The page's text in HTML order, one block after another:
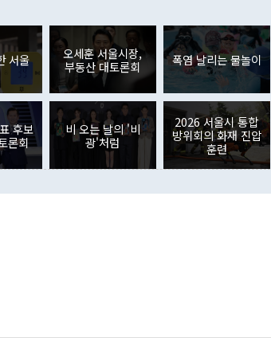
토크에서 열리는 '동방경제포럼(EEF)'을 언급하
) 검토하고 있다"고 발언한 데 대해서도 조 장관
이라며 "아직 거기까지 진도가 나가지 않았다"고
개한 대북 구상과 설명은 정부 내 조율을 거치지
다. 특히 주적 표현 대체와 국호 사용, 9·19 군
등은 통일부 장관이 결정할 사안이 아니어서 월
있다. 이 대통령은 정 장관의 업무보고를 듣고 난
했다고 승인난 건 아니다"라고 재차 확인했다. 정
의 발언 내용은 대부분 국가안전보장회의(NSC)
닌 정 장관의 개인적 생각에 가깝다"며 "안보 관
식 정책이 아닌 사안을 추진하겠다고 업무보고를
'국군통수권자가 나서야 한다'고 주장한 것은 심각
핵화를 공식적으로 요구한 적이 없기 때문이다. 지
만달러)을 넘어선 것이다. 직접투자에서는 내국
만달러, 외국인의 국내투자가 46억3000만달러
에서는 외국인의 국내 주식 매도세가 이어졌다. 외
차익실현 매도 등의 영향으로 316억1000만달러
만달러)에 이어 역대 최대 순매도 기록을 다시
채권투자는 세계국채지수(WGBI) 자금 유입에도
로 증가 폭이 줄어든 52억9000만달러를 기록했
자는 주식을 중심으로 35억6000만달러 증가했
서울
오세훈 서울시장,
부동산 대토론회
폭염 날리는 물놀이
후보
론회
비 오는 날의 '비
광'처럼
2026 서울시 통합
방위회의 화재 진압
훈련